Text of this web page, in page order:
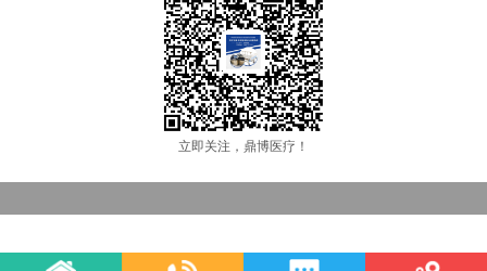
立即关注，鼎博医疗！